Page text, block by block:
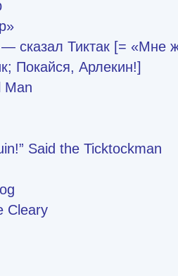
сказал Тиктак [= «Мне
Покайся, Арлекин!]
Man
Said the Ticktockman
Cleary